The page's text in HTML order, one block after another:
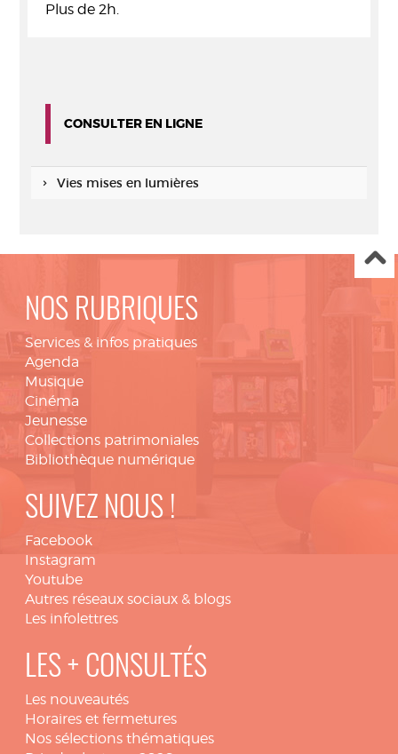
Plus de 2h.
CONSULTER EN LIGNE
Vies mises en lumières
NOS RUBRIQUES
Services & infos pratiques
Agenda
Musique
Cinéma
Jeunesse
Collections patrimoniales
Bibliothèque numérique
SUIVEZ NOUS !
Facebook
Instagram
Youtube
Autres réseaux sociaux & blogs
Les infolettres
LES + CONSULTÉS
Les nouveautés
Horaires et fermetures
Nos sélections thématiques